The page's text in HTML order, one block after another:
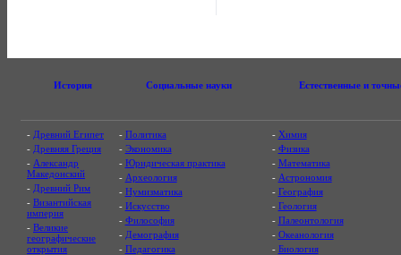
История Социальные науки Естественные и
- Древний Египет
- Древняя Греция
- Александр
Македонский
- Древний Рим
- Византийская
империя
- Великие
географические
открытия
- Политика
- Экономика
- Юридическая практика
- Археология
- Нумизматика
- Искусство
- Философия
- Демография
- Педагогика
- Химия
- Физика
- Математика
- Астрономия
- География
- Геология
- Палеонтология
- Океанология
- Биология